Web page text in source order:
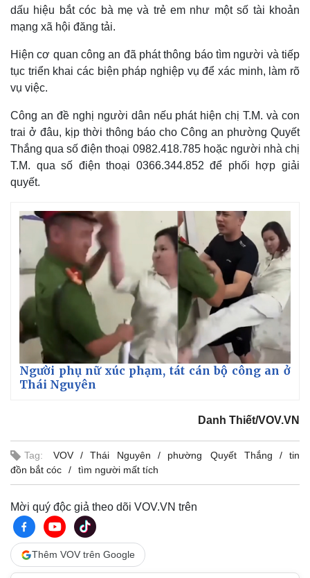
dấu hiệu bắt cóc bà mẹ và trẻ em như một số tài khoản
mạng xã hội đăng tải.
Hiện cơ quan công an đã phát thông báo tìm người và tiếp
tục triển khai các biện pháp nghiệp vụ để xác minh, làm rõ
vụ việc.
Công an đề nghị người dân nếu phát hiện chị T.M. và con
trai ở đâu, kịp thời thông báo cho Công an phường Quyết
Thắng qua số điện thoại 0982.418.785 hoặc người nhà chị
T.M. qua số điện thoại 0366.344.852 để phối hợp giải
quyết.
Người phụ nữ xúc phạm, tát cán bộ công an ở
Thái Nguyên
Danh Thiết/VOV.VN
Tag: VOV Thái Nguyên phường Quyết Thắng
tin
đồn bắt cóc
tìm người mất tích
Mời quý độc giả theo dõi VOV.VN trên
Thêm VOV trên Google